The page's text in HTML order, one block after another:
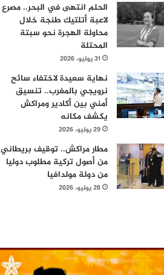
الحلم انتهى في البحر.. مصرع
لاعبة أتلتيك طنجة خلال
محاولة الهجرة نحو سبتة
المحتلة
31 يوليو، 2026
نهاية سعيدة لاختفاء سائح
نرويجي بالمغرب.. تنسيق
أمني بين أكادير ومراكش
يكشف مكانه
29 يوليو، 2026
مطار مراكش.. توقيف بريطاني
من أصول تركية مطلوب دوليا
من دولة مولدافيا
28 يوليو، 2026